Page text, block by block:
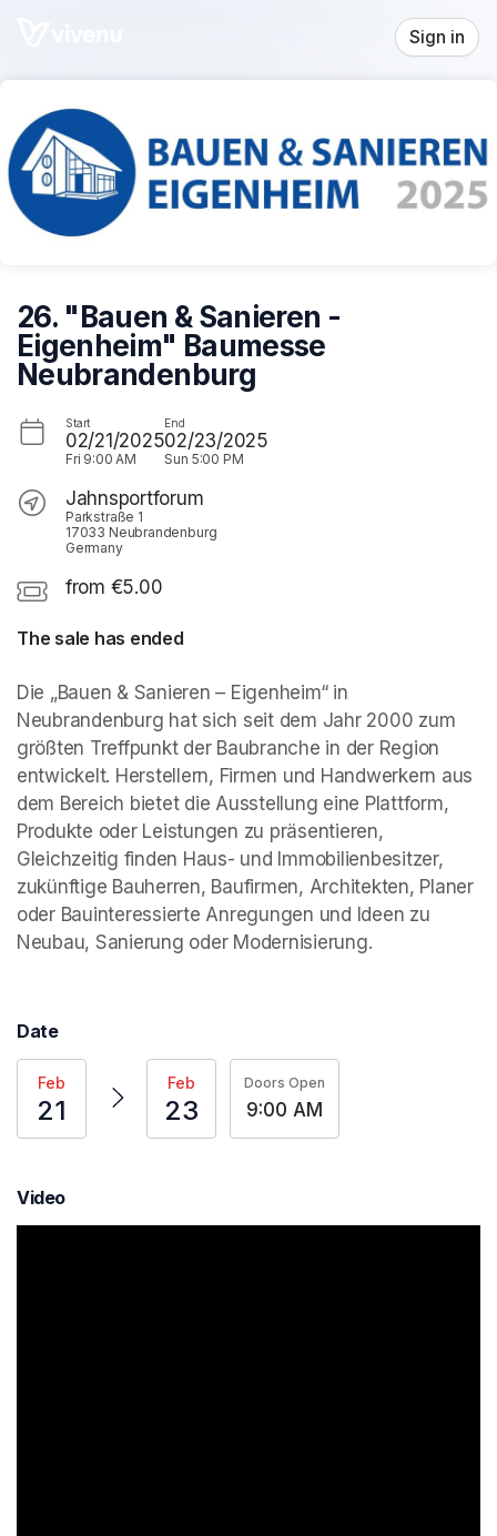
Sign in
26. "Bauen & Sanieren -
Eigenheim" Baumesse
Neubrandenburg
Start
02/21/2025
Fri 9:00 AM
End
02/23/2025
Sun 5:00 PM
Jahnsportforum
Parkstraße 1
17033 Neubrandenburg
Germany
from €5.00
The sale has ended
Die „Bauen & Sanieren – Eigenheim“ in
Neubrandenburg hat sich seit dem Jahr 2000 zum
größten Treffpunkt der Baubranche in der Region
entwickelt. Herstellern, Firmen und Handwerkern aus
dem Bereich bietet die Ausstellung eine Plattform,
Produkte oder Leistungen zu präsentieren,
Gleichzeitig finden Haus- und Immobilienbesitzer,
zukünftige Bauherren, Baufirmen, Architekten, Planer
oder Bauinteressierte Anregungen und Ideen zu
Neubau, Sanierung oder Modernisierung.
Date
Feb
21
Feb
23
Doors Open
9:00 AM
Video